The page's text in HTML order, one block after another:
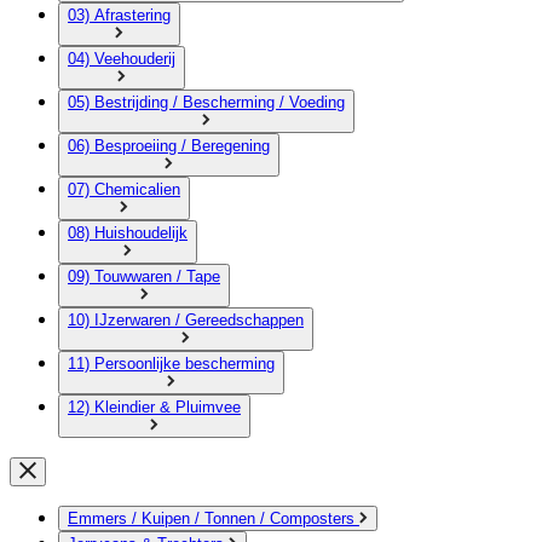
03) Afrastering
04) Veehouderij
05) Bestrijding / Bescherming / Voeding
06) Besproeiing / Beregening
07) Chemicalien
08) Huishoudelijk
09) Touwwaren / Tape
10) IJzerwaren / Gereedschappen
11) Persoonlijke bescherming
12) Kleindier & Pluimvee
Emmers / Kuipen / Tonnen / Composters